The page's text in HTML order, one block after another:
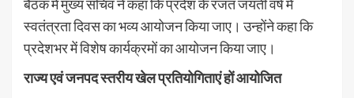
बैठक में मुख्य सचिव ने कहा कि प्रदेश के रजत जयंती वर्ष में
स्वतंत्रता दिवस का भव्य आयोजन किया जाए। उन्होंने कहा कि
प्रदेशभर में विशेष कार्यक्रमों का आयोजन किया जाए।
राज्य एवं जनपद स्तरीय खेल प्रतियोगिताएं हों आयोजित